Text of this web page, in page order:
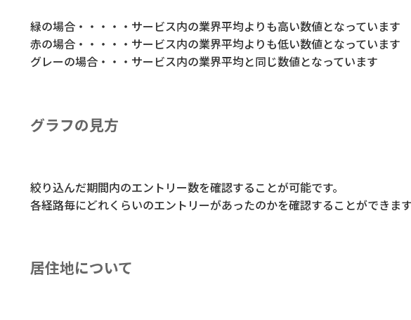
緑の場合・・・・・サービス内の業界平均よりも高い数値となっています
赤の場合・・・・・サービス内の業界平均よりも低い数値となっています
グレーの場合・・・サービス内の業界平均と同じ数値となっています
グラフの見方
絞り込んだ期間内のエントリー数を確認することが可能です。
各経路毎にどれくらいのエントリーがあったのかを確認することができます
居住地について